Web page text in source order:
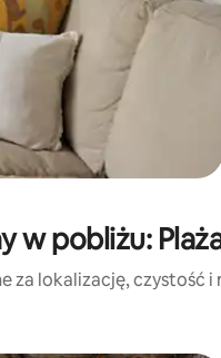
w pobliżu:
za lokalizację, czystość i